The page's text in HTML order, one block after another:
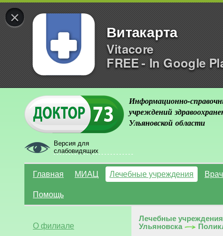
×
Витакарта
Vitacore
FREE - In Google
Версия для
слабовидящих
Информационно-
учреждений
Ульяновской области
Главная МИАЦ Лечебные учреждения
Помощь
О филиале
Лечебные учреждения
Ульяновска